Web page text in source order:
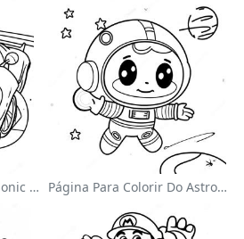
Página Para Colorir Do Sonic Velocista Página Para Colorir Do Astronauta Fofo Flutuando No Espaço